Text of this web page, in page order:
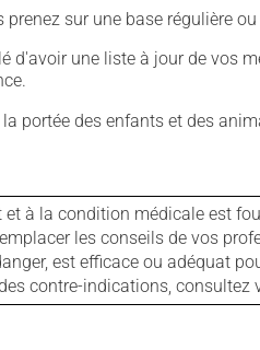
sur une base régulière
d'avoir une liste à jour de vos
portée des enfants et des
à la condition médicale est
les conseils de vos
est efficace ou adéquat
contre-indications,